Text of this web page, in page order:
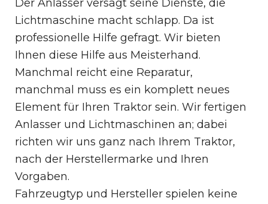
Der Anlasser versagt seine Dienste, die
Lichtmaschine macht schlapp. Da ist
professionelle Hilfe gefragt. Wir bieten
Ihnen diese Hilfe aus Meisterhand.
Manchmal reicht eine Reparatur,
manchmal muss es ein komplett neues
Element für Ihren Traktor sein. Wir fertigen
Anlasser und Lichtmaschinen an; dabei
richten wir uns ganz nach Ihrem Traktor,
nach der Herstellermarke und Ihren
Vorgaben.
Fahrzeugtyp und Hersteller spielen keine